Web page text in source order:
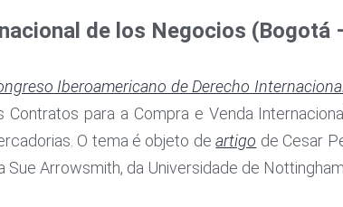
de los Negocios (Bogotá
Iberoamericano de Derecho
para a Compra e Venda
O tema é objeto deartigo de Cesar
Arrowsmith, da Universidade de Nottingham.